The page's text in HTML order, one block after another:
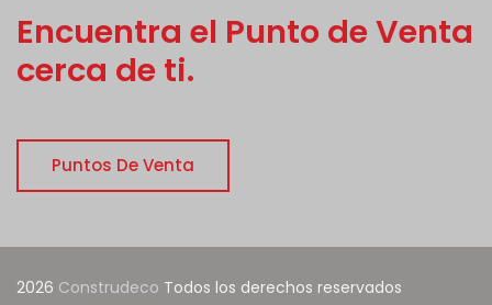
Encuentra el Punto de Venta
cerca de ti.
Puntos De Venta
2026 Construdeco Todos los derechos reservados